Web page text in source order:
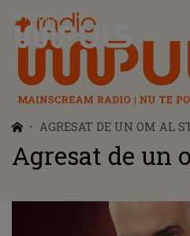
Radio Impuls
AGRESAT DE UN OM AL
Agresat de un